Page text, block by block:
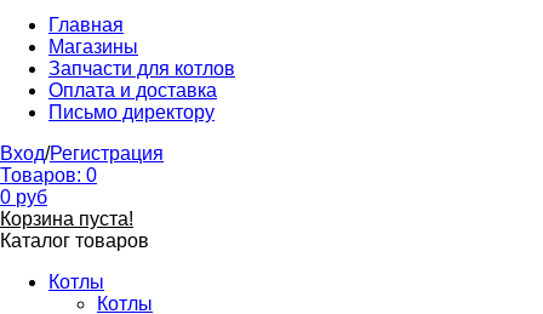
Главная
Магазины
Запчасти для котлов
Оплата и доставка
Письмо директору
Вход/Регистрация
Товаров: 0
0 руб
Корзина пуста!
Каталог товаров
Котлы
Котлы